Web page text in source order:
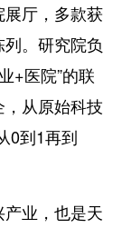
厅，多款获
。研究院负
+医院”的联
从原始科技
0到1再到
业，也是天